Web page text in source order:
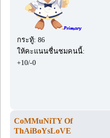
กระทู้: 86
ให้คะแนนชื่นชมคนนี้:
+10/-0
CoMMuNiTY Of
ThAiBoYsLoVE